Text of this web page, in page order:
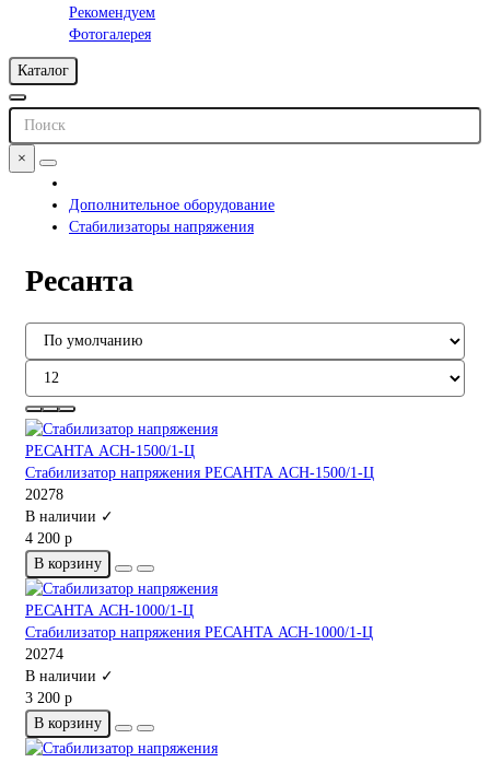
Рекомендуем
Фотогалерея
Каталог
×
Дополнительное оборудование
Стабилизаторы напряжения
Ресанта
Стабилизатор напряжения РЕСАНТА ACH-1500/1-Ц
20278
В наличии ✓
4 200 р
В корзину
Стабилизатор напряжения РЕСАНТА АСН-1000/1-Ц
20274
В наличии ✓
3 200 р
В корзину